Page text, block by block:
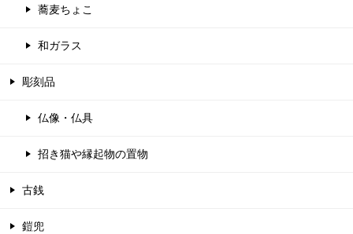
蕎麦ちょこ
和ガラス
彫刻品
仏像・仏具
招き猫や縁起物の置物
古銭
鎧兜